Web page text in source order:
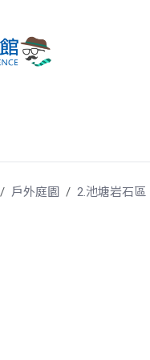
戶外庭園 2.池塘岩石區